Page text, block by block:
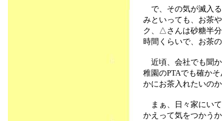
で、その気が滅入る
みといっても、お茶
ク、△さんは砂糖半
時間くらいで、お茶
近頃、会社でも聞か
稚園のPTAでも確か
かにお茶入れたいの
まぁ、日々家にいて
かえって気をつかう